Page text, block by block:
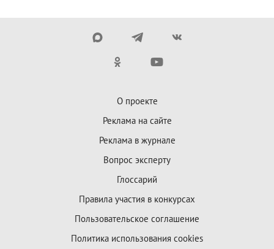
О проекте
Реклама на сайте
Реклама в журнале
Вопрос эксперту
Глоссарий
Правила участия в конкурсах
Пользовательское соглашение
Политика использования cookies